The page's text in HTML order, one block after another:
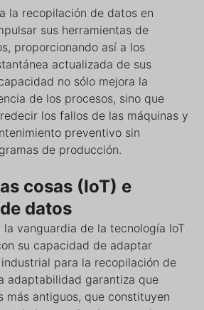
la recopilación de datos en
sus herramientas de
proporcionando así a los
actualizada de sus
no sólo mejora la
de los procesos, sino que
los fallos de las máquinas y
preventivo sin
de producción.
cosas (IoT) e
datos
vanguardia de la tecnología IoT
su capacidad de adaptar
para la recopilación de
adaptabilidad garantiza que
más antiguos, que constituyen